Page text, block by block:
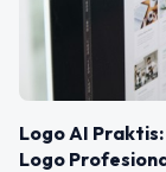
Logo AI
Logo